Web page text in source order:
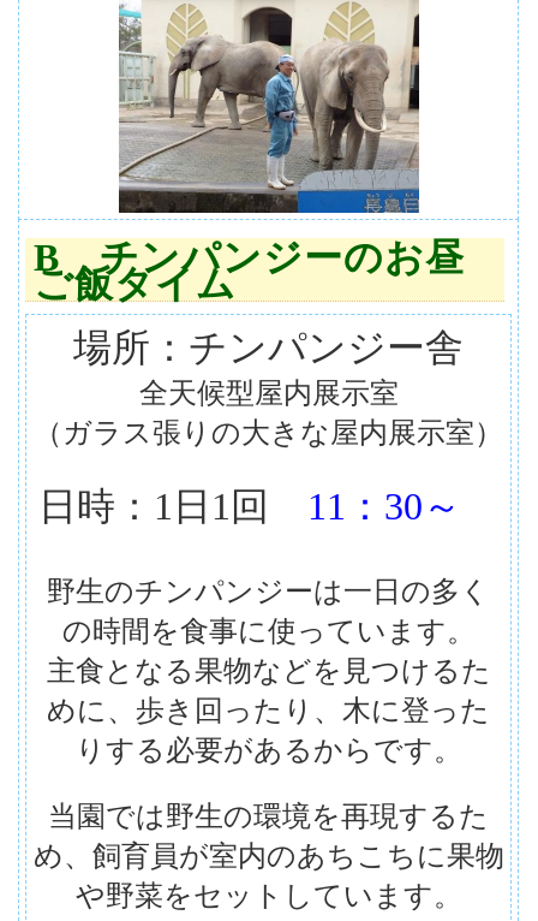
B チンパンジーのお昼
ご飯タイム
場所：チンパンジー舎
全天候型屋内展示室
（ガラス張りの大きな屋内展示室）
日時：1日1回 11：30～
野生のチンパンジーは一日の多く
の時間を食事に使っています。
主食となる果物などを見つけるた
めに、歩き回ったり、木に登った
りする必要があるからです。
当園では野生の環境を再現するた
め、飼育員が室内のあちこちに果物
や野菜をセットしています。